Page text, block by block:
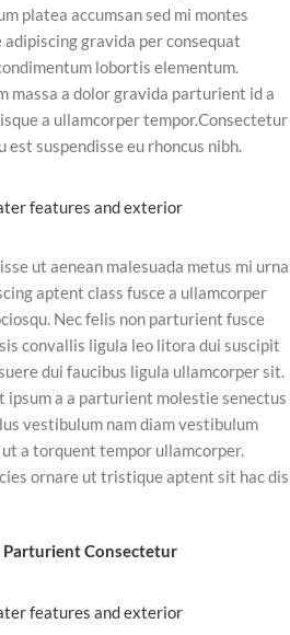
platea accumsan sed mi montes
gravida per consequat
lobortis elementum.
massa a dolor gravida parturient id a
a ullamcorper tempor.Consectetur
suspendisse eu rhoncus nibh.
ut aenean malesuada metus mi urna
aptent class fusce a ullamcorper
Nec felis non parturient fusce
convallis ligula leo litora dui suscipit
dui faucibus ligula ullamcorper sit.
ipsum a a parturient molestie senectus
vestibulum nam diam vestibulum
a torquent tempor ullamcorper.
ornare ut tristique aptent sit hac dis
Parturient Consectetur